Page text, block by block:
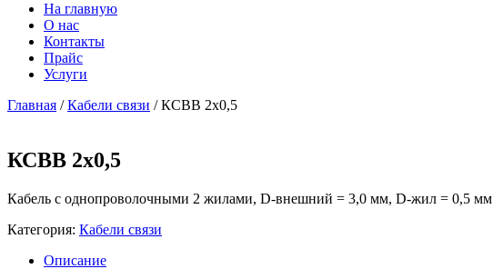
На главную
О нас
Контакты
Прайс
Услуги
Главная /Кабели связи / КСВВ 2х0,5
КСВВ 2х0,5
Кабель с однопроволочными 2 жилами, D-внешний = 3,0 мм, D-жил = 0,5 мм
Категория: Кабели связи
Описание